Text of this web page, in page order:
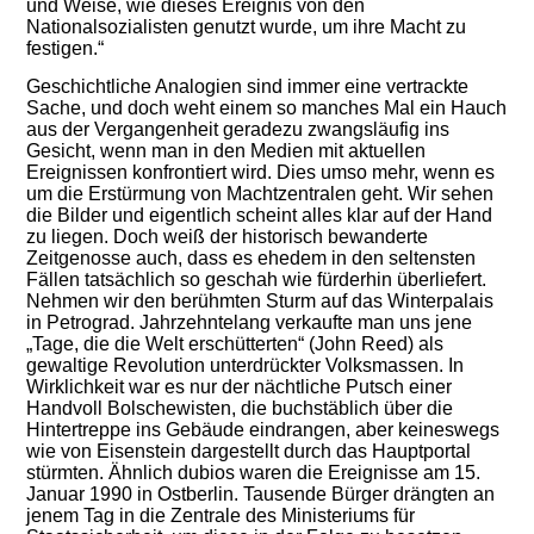
und Weise, wie dieses Ereignis von den
Nationalsozialisten genutzt wurde, um ihre Macht zu
festigen.“
Geschichtliche Analogien sind immer eine vertrackte
Sache, und doch weht einem so manches Mal ein Hauch
aus der Vergangenheit geradezu zwangsläufig ins
Gesicht, wenn man in den Medien mit aktuellen
Ereignissen konfrontiert wird. Dies umso mehr, wenn es
um die Erstürmung von Machtzentralen geht. Wir sehen
die Bilder und eigentlich scheint alles klar auf der Hand
zu liegen. Doch weiß der historisch bewanderte
Zeitgenosse auch, dass es ehedem in den seltensten
Fällen tatsächlich so geschah wie fürderhin überliefert.
Nehmen wir den berühmten Sturm auf das Winterpalais
in Petrograd. Jahrzehntelang verkaufte man uns jene
„Tage, die die Welt erschütterten“ (John Reed) als
gewaltige Revolution unterdrückter Volksmassen. In
Wirklichkeit war es nur der nächtliche Putsch einer
Handvoll Bolschewisten, die buchstäblich über die
Hintertreppe ins Gebäude eindrangen, aber keineswegs
wie von Eisenstein dargestellt durch das Hauptportal
stürmten. Ähnlich dubios waren die Ereignisse am 15.
Januar 1990 in Ostberlin. Tausende Bürger drängten an
jenem Tag in die Zentrale des Ministeriums für